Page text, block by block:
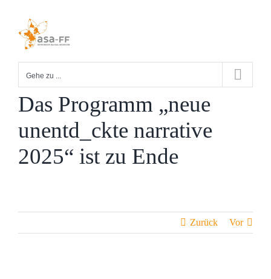
springen
Gehe zu ...
Das Programm „neue
unentd_ckte narrative
2025“ ist zu Ende
Zurück Vor